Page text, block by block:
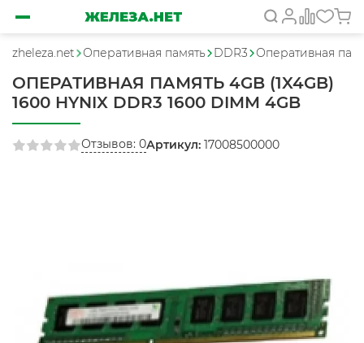
zheleza.net Оперативная память DDR3 Оперативная
ОПЕРАТИВНАЯ ПАМЯТЬ 4GB (1X4GB)
1600 HYNIX DDR3 1600 DIMM 4GB
Отзывов: 0Артикул: 17008500000